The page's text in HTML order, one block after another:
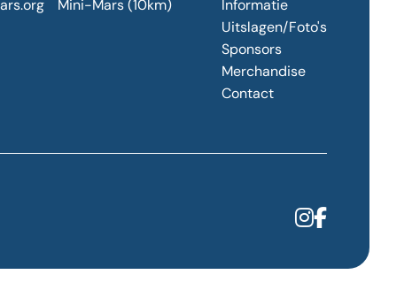
Mini-Mars (10km)
Informatie
Uitslagen/Foto's
Sponsors
Merchandise
Contact